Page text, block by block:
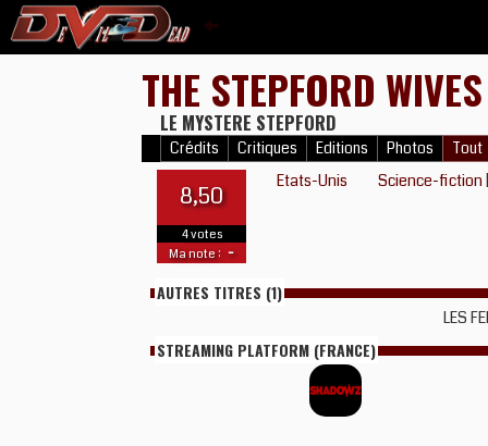
THE STEPFORD
LE MYSTERE STEPFORD
Crédits Critiques Editions Photos Tout
8,50
4 votes
Ma note : -
Etats-Unis Science-fiction
AUTRES TITRES (1)
LES
STREAMING PLATFORM (FRANCE)